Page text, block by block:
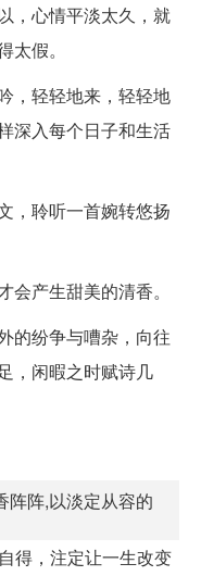
，心情平淡太久，就
假。
，轻轻地来，轻轻地
深入每个日子和生活
，聆听一首婉转悠扬
产生甜美的清香。
的纷争与嘈杂，向往
，闲暇之时赋诗几
阵阵,以淡定从容的
得，注定让一生改变